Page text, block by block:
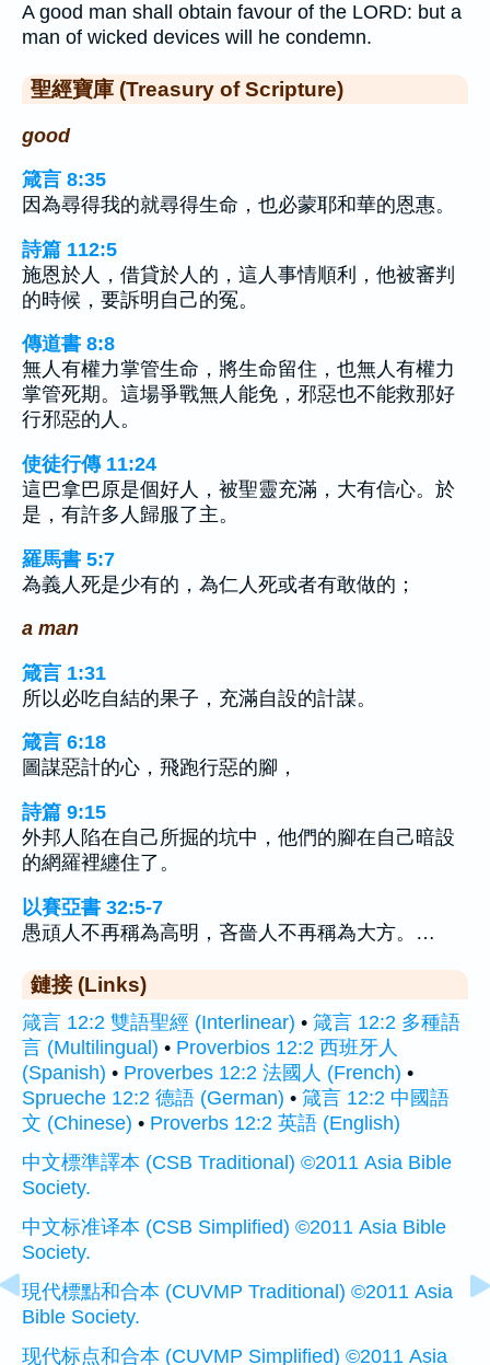
A good man shall obtain favour of the LORD: but a
man of wicked devices will he condemn.
聖經寶庫 (Treasury of Scripture)
good
箴言 8:35
因為尋得我的就尋得生命，也必蒙耶和華的恩惠。
詩篇 112:5
施恩於人，借貸於人的，這人事情順利，他被審判
的時候，要訴明自己的冤。
傳道書 8:8
無人有權力掌管生命，將生命留住，也無人有權力
掌管死期。這場爭戰無人能免，邪惡也不能救那好
行邪惡的人。
使徒行傳 11:24
這巴拿巴原是個好人，被聖靈充滿，大有信心。於
是，有許多人歸服了主。
羅馬書 5:7
為義人死是少有的，為仁人死或者有敢做的；
a man
箴言 1:31
所以必吃自結的果子，充滿自設的計謀。
箴言 6:18
圖謀惡計的心，飛跑行惡的腳，
詩篇 9:15
外邦人陷在自己所掘的坑中，他們的腳在自己暗設
的網羅裡纏住了。
以賽亞書 32:5-7
愚頑人不再稱為高明，吝嗇人不再稱為大方。…
鏈接 (Links)
箴言 12:2 雙語聖經 (Interlinear) • 箴言 12:2 多種語
言 (Multilingual) • Proverbios 12:2 西班牙人
(Spanish) • Proverbes 12:2 法國人 (French) •
Sprueche 12:2 德語 (German) • 箴言 12:2 中國語
文 (Chinese) • Proverbs 12:2 英語 (English)
中文標準譯本 (CSB Traditional) ©2011 Asia Bible
Society.
中文标准译本 (CSB Simplified) ©2011 Asia Bible
Society.
現代標點和合本 (CUVMP Traditional) ©2011 Asia
Bible Society.
现代标点和合本 (CUVMP Simplified) ©2011 Asia